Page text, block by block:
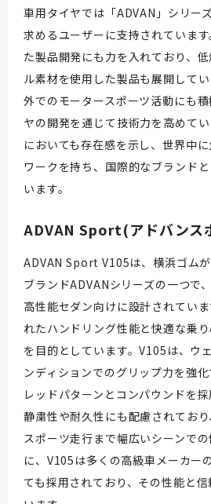
車用タイヤでは「ADVAN」シリー
求めるユーザーに支持されていま
た製品開発にも力を入れており、
ル素材を使用した製品も展開して
外でのモータースポーツ活動にも
ヤの開発を通じて技術力を高めて
においても存在感を示し、世界中
ワークを持ち、国際的なブランド
います。
ADVAN Sport(アドバンス
ADVAN Sport V105は、横浜ゴム
ブランドADVANシリーズの一つで
高性能セダン向けに設計されてい
れたハンドリング性能と快適な乗
を目的としています。V105は、ウ
ンディションでのグリップ力を強
レッドパターンとコンパウンドを採
静粛性や耐久性にも配慮されてお
スポーツ走行まで幅広いシーンで
に、V105は多くの高級車メーカー
ても採用されており、その性能と